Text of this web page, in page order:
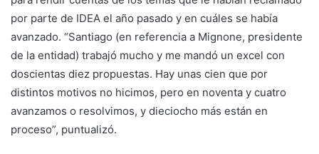
por parte de IDEA el año pasado y en cuáles se había
avanzado. “Santiago (en referencia a Mignone, presidente
de la entidad) trabajó mucho y me mandó un excel con
doscientas diez propuestas. Hay unas cien que por
distintos motivos no hicimos, pero en noventa y cuatro
avanzamos o resolvimos, y dieciocho más están en
proceso”, puntualizó.